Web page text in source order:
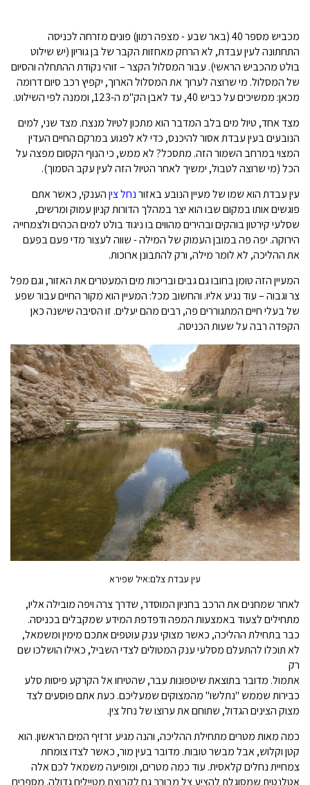
מכביש מספר 40 (באר שבע - מצפה רמון) פונים מזרחה לכניסה
התחתונה לעין עבדת, לא הרחק מאחזות הקבר של בן גוריון (יש שילוט
בולט מהכביש הראשי). עבור המסלול הקצר – זוהי נקודת ההתחלה והסיום
של המסלול. מי שרוצה לערוך את המסלול הארוך, יקפיץ רכב סיום דרומה
מכאן: ממשיכים על כביש 40, עד לאבן הק"מ ה-123, וממנה לפי השילוט.
מצד אחד, טיול מים בלב המדבר הוא מתכון לטיול מנצח. מצד שני, למים
הנובעים בעין עבדת אסור להיכנס, כדי לא לפגוע במרקם החיים העדין
המצוי במרחב השמור הזה. מתסכל? לא ממש, כי הנוף הקסום מפצה על
הכל (מי שרוצה לטבול, ימשיך לאחר הטיול הזה לעין עקב הסמוך).
עין עבדת הוא שמו של מעיין הנובע באזורנחל ציןהענקי, כאשר אתם
פוגשים אותו במקום שבו הוא יצר במהלך הדורות קניון עמוק ומרשים,
שסלעי קירטון בוהקים ובהירים מהווים בו ניגוד בולט למים הכהים ולצמחייה
הירוקה. יפה פה במובן העמוק של המילה - שווה לעצור מדי פעם בפעם
את ההליכה, לא לומר מילה, ורק להתבונן ארוכות.
המעיין הזה טומן בחובו גם גבים ובריכות מים המעטרים את האזור, וגם מפל
צר וגבוה – עוד נגיע אליו. והחשוב מכל: המעיין הוא מקור החיים עבור שפע
של בעלי חיים המתגוררים פה, רבים מהם יעלים. זו הסיבה שישנה כאן
הקפדה רבה על שעות הכניסה.
עין עבדת צלם:איל שפירא
לאחר שמחנים את הרכב בחניון המוסדר, שדרך צרה ויפה מובילה אליו,
מתחילים לצעוד באמצעות המפה ודפדפת המידע שמקבלים בכניסה.
כבר בתחילת ההליכה, כאשר מצוקי ענק עוטפים אתכם מימין ומשמאל,
לא תוכלו להתעלם מסלעי ענק המטולים לצדי השביל, כאילו הושלכו שם
רק
אתמול. מדובר בתוצאת שיטפונות עבר, שהטיחו אל הקרקע פיסות סלע
כבירות שממש "נתלשו" מהמצוקים שמעליכם. כעת אתם פוסעים לצד
מצוק הצינים הגדול, שתוחם את ערוצו של נחל צין.
כמה מאות מטרים מתחילת ההליכה, והנה מגיע זרזיף המים הראשון. הוא
קטן וקלוש, אבל מבשר טובות. מדובר בעין מור, כאשר לצדו צומחת
צמחיית נחלים קלאסית. עוד כמה מטרים, ומופיעה משמאל לכם אלה
אטלנטית שמסוגלת להציע צל מבורך גם לקבוצת מטיילים גדולה. מספרים